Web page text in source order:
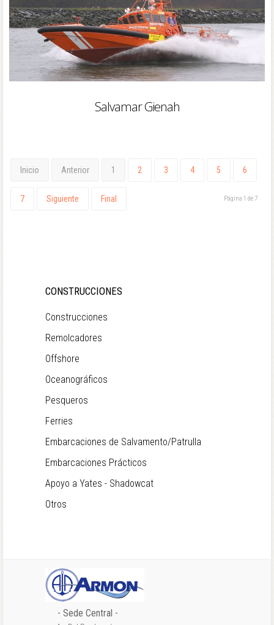
Salvamar Gienah
Inicio Anterior 1 2 3 4 5 6
7 Siguiente Final Página 1 de 7
CONSTRUCCIONES
Construcciones
Remolcadores
Offshore
Oceanográficos
Pesqueros
Ferries
Embarcaciones de Salvamento/Patrulla
Embarcaciones Prácticos
Apoyo a Yates - Shadowcat
Otros
- Sede Central -